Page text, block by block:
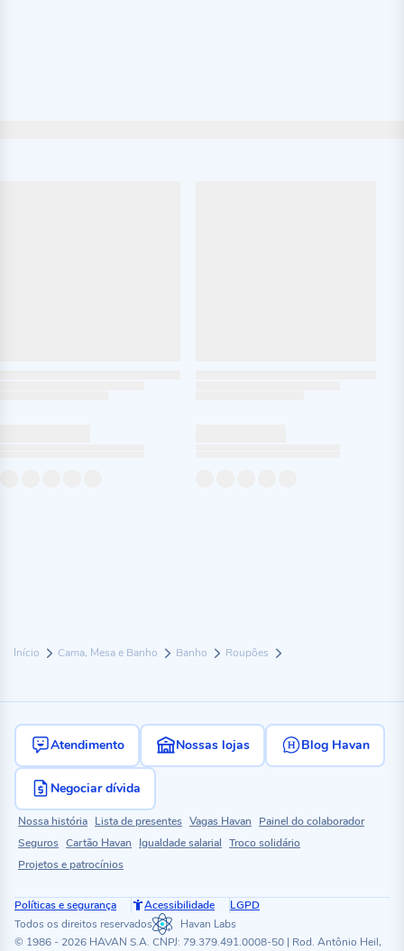
Início Cama, Mesa e Banho Banho Roupões
Atendimento Nossas lojas Blog Havan
Negociar dívida
Nossa história Lista de presentes Vagas Havan
Painel do colaborador
Seguros Cartão Havan Igualdade salarial Troco solidário
Projetos e patrocínios
Políticas e segurança Acessibilidade
LGPD
Todos os direitos reservados
Havan Labs
© 1986 - 2026 HAVAN S.A. CNPJ: 79.379.491.0008-50 | Rod. Antônio Heil,